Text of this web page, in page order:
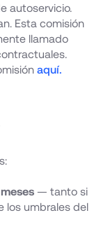
autoservicio.
Esta comisión
llamado
aquí.
— tanto si
los umbrales del